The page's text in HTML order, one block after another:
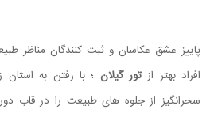
پاییز عشق عکاسان و ثبت کنندگان مناظر
افراد بهتر ازتور گیلان ؛ با رفتن به استان
سحرانگیز از جلوه های طبیعت را در قاب